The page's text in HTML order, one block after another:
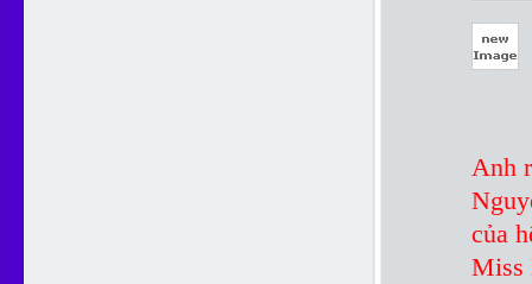
Anh
của
Miss